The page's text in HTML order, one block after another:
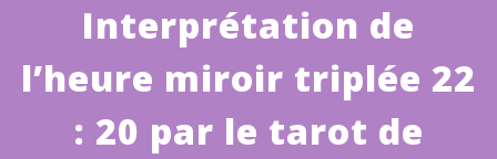
Interprétation de
l’heure miroir triplée 22
: 20 par le tarot de